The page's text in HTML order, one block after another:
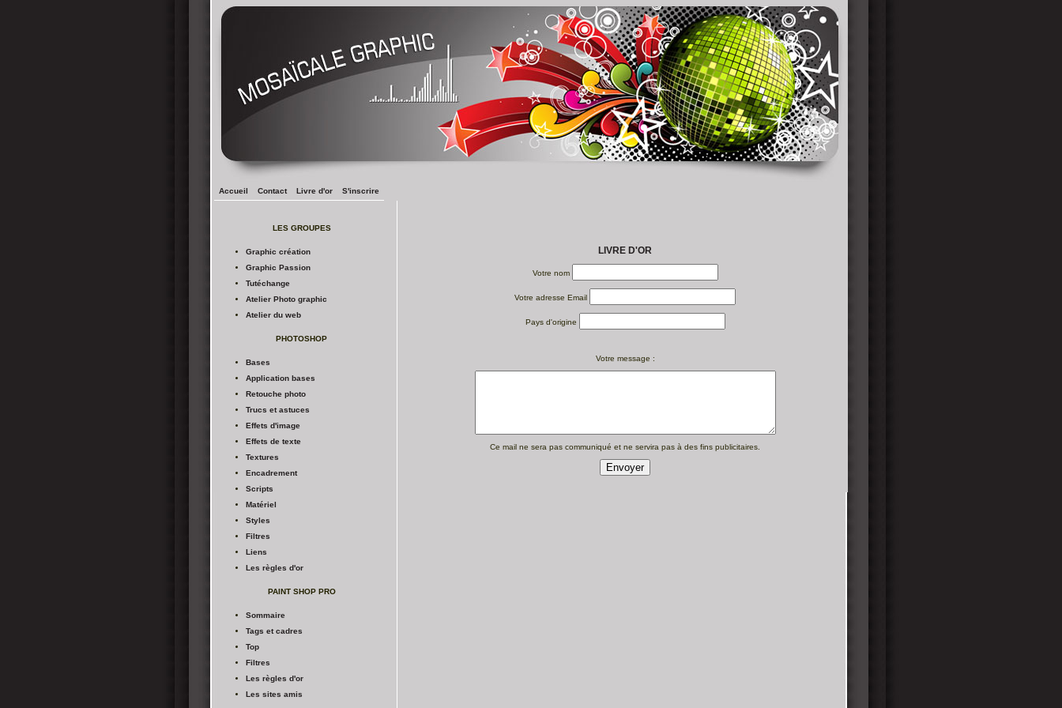
Accueil Contact Livre d'or S'inscrire
LES GROUPES
Graphic création
Graphic Passion
Tutéchange
Atelier Photo graphic
Atelier du web
PHOTOSHOP
Bases
Application bases
Retouche photo
Trucs et astuces
Effets d'image
Effets de texte
Textures
Encadrement
Scripts
Matériel
Styles
Filtres
Liens
Les règles d'or
PAINT SHOP PRO
Sommaire
Tags et cadres
Top
Filtres
Les règles d'or
Les sites amis
LIVRE D'OR
Votre nom
Votre adresse Email
Pays d'origine
Votre message :
Ce mail ne sera pas communiqué et ne servira pas à des fins publicitaires.